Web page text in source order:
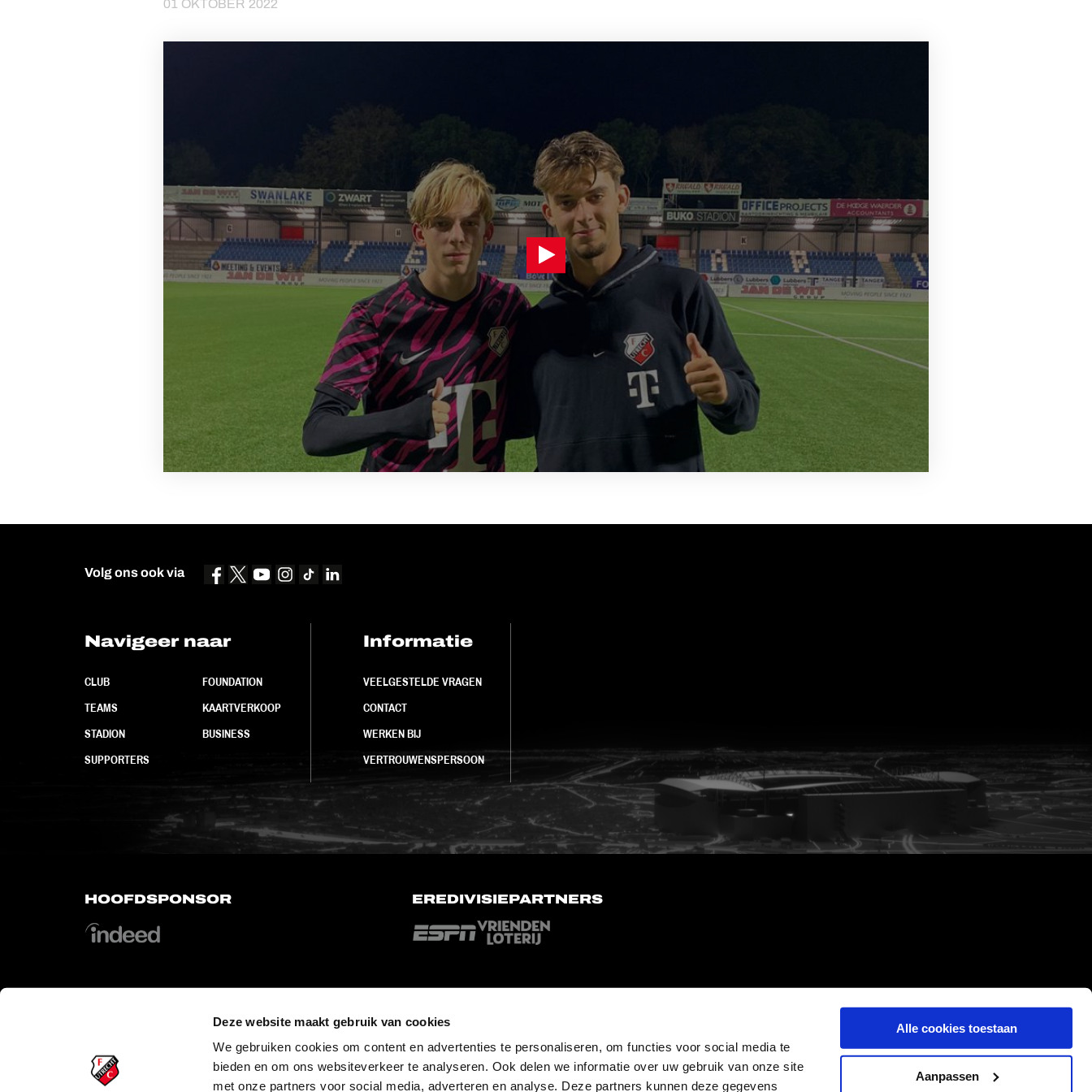
Deze website maakt gebruik van cookies
We gebruiken cookies om content en advertenties te personaliseren, om functies voor social media te
bieden en om ons websiteverkeer te analyseren. Ook delen we informatie over uw gebruik van onze site
met onze partners voor social media, adverteren en analyse. Deze partners kunnen deze gegevens
Alle cookies toestaan
Aanpassen
01 OKTOBER 2022
Volg ons ook via
Navigeer naar
CLUB
TEAMS
STADION
SUPPORTERS
FOUNDATION
KAARTVERKOOP
BUSINESS
Informatie
VEELGESTELDE VRAGEN
CONTACT
WERKEN BIJ
VERTROUWENSPERSOON
HOOFDSPONSOR EREDIVISIEPARTNERS
OFFICIAL PARTNERS